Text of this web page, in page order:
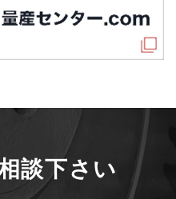
談下さい